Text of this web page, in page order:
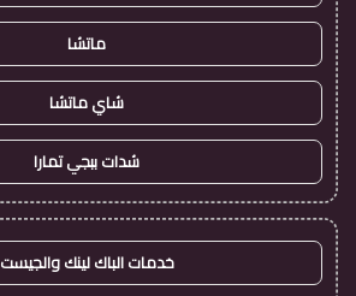
ماتشا
شاي ماتشا
شدات ببجي تمارا
خدمات الباك لينك والجيست